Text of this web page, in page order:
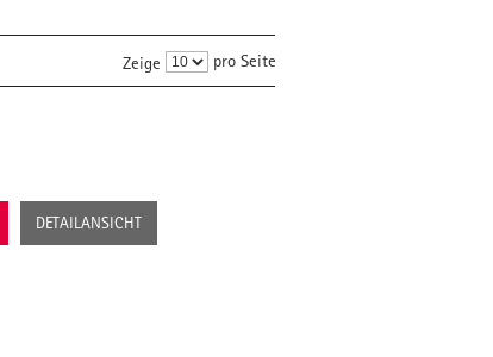
Zeige pro Seite
DETAILANSICHT